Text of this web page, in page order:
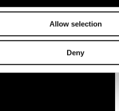
Allow selection
Deny